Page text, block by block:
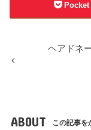
Pocket
ヘアドネ
ABOUT この記事を